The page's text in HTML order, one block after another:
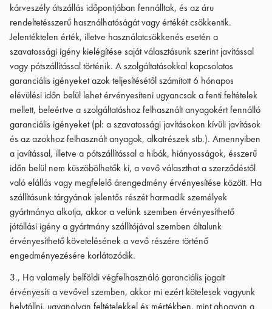
kárveszély átszállás időpontjában fennálltak, és az áru
rendeltetésszerű használhatóságát vagy értékét csökkentik.
Jelentéktelen érték, illetve használatcsökkenés esetén a
szavatossági igény kielégítése saját választásunk szerint javítással
vagy pótszállítással történik. A szolgáltatásokkal kapcsolatos
garanciális igényeket azok teljesítésétől számított 6 hónapos
elévülési időn belül lehet érvényesíteni ugyancsak a fenti feltételek
mellett, beleértve a szolgáltatáshoz felhasznált anyagokért fennálló
garanciális igényeket (pl: a szavatossági javításokon kívüli javítások
és az azokhoz felhasznált anyagok, alkatrészek stb.). Amennyiben
a javítással, illetve a pótszállítással a hibák, hiányosságok, ésszerű
időn belül nem küszöbölhetők ki, a vevő választhat a szerződéstől
való elállás vagy megfelelő árengedmény érvényesítése között. Ha
szállításunk tárgyának jelentős részét harmadik személyek
gyártmánya alkotja, akkor a velünk szemben érvényesíthető
jótállási igény a gyártmány szállítójával szemben általunk
érvényesíthető követelésének a vevő részére történő
engedményezésére korlátozódik.
3., Ha valamely belföldi végfelhasználó garanciális jogait
érvényesíti a vevővel szemben, akkor mi ezért kötelesek vagyunk
helytállni, ugyanolyan feltételekkel és mértékben, mint ahogyan a